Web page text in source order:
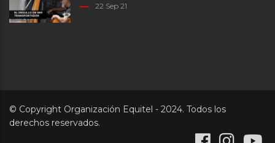
22 Sep 21
© Copyright Organización Equitel - 2024. Todos los
derechos reservados.